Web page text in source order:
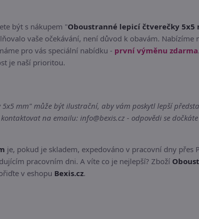
být s nákupem "Oboustranné lepicí čtverečky 5x5
vaše očekávání, není důvod k obavám.
pro vás speciální nabídku - první výměnu zdarma
je naší prioritou.
mm" může být ilustrační, aby vám poskytl lepší
na emailu: info@bexis.cz - odpovědi se
je, pokud je skladem, expedováno v pracovní dny přes
pracovním dni. A víte co je nejlepší? Zboží
v eshopu Bexis.cz.